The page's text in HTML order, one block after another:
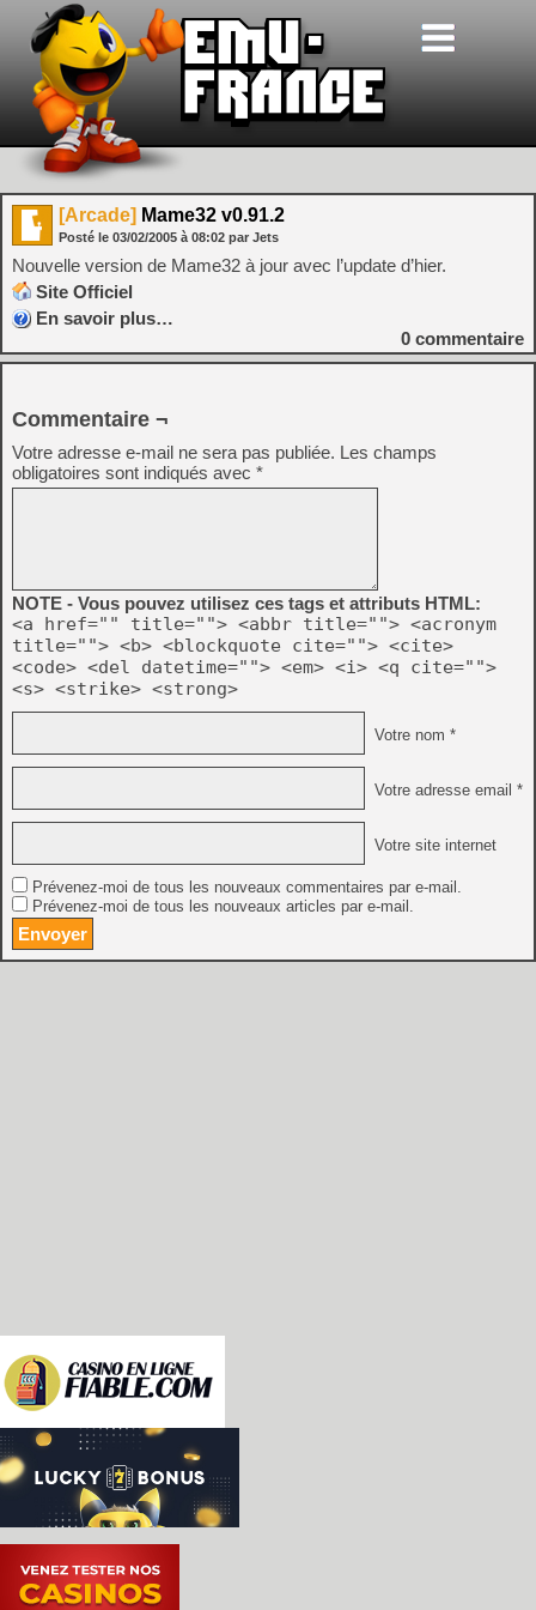
[Arcade] Mame32 v0.91.2
Posté le 03/02/2005 à 08:02 par Jets
Nouvelle version de Mame32 à jour avec l’update d’hier.
Site Officiel
En savoir plus…
0 commentaire
Commentaire ¬
Votre adresse e-mail ne sera pas publiée. Les champs
obligatoires sont indiqués avec *
NOTE - Vous pouvez utilisez ces tags et attributs HTML:
<a href="" title=""> <abbr title=""> <acronym
title=""> <b> <blockquote cite=""> <cite>
<code> <del datetime=""> <em> <i> <q cite="">
<s> <strike> <strong>
Votre nom *
Votre adresse email *
Votre site internet
Prévenez-moi de tous les nouveaux commentaires par e-mail.
Prévenez-moi de tous les nouveaux articles par e-mail.